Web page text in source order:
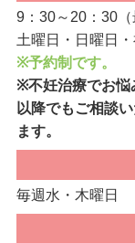
9：30～20：30（
土曜日・日曜日
※予約制です。
※不妊治療でお悩
以降でもご相談
ます。
毎週水・木曜日